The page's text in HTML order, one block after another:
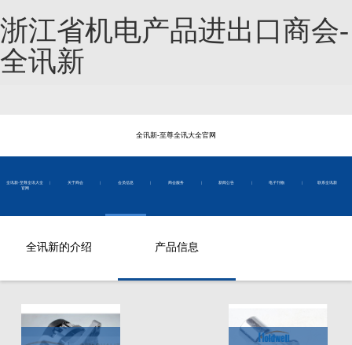
浙江省机电产品进出口商会-
全讯新
全讯新-至尊全讯大全官网
全讯新-至尊全讯大全
官网
| 关于商会 | 会员信息 | 商会服务 | 新闻公告 | 电子刊物 | 联系全讯新
全讯新的介绍 产品信息